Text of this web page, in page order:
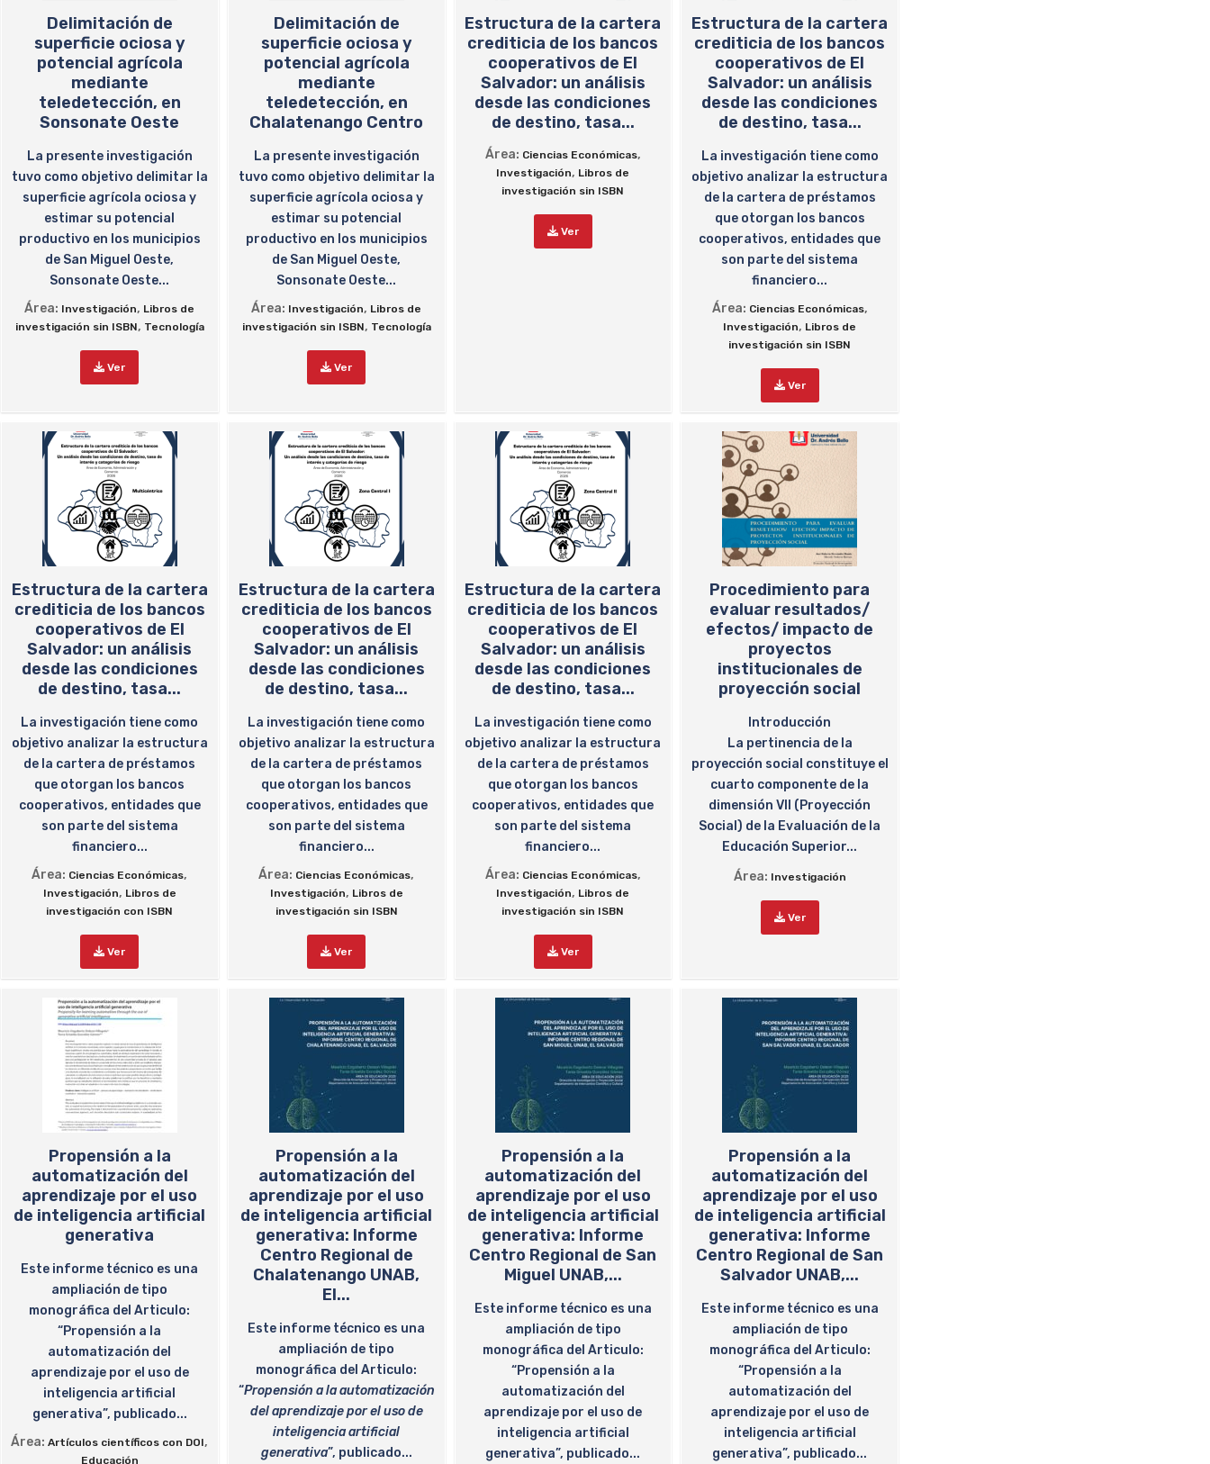
Delimitación de
superficie ociosa y
potencial agrícola
mediante
teledetección, en
Sonsonate Oeste
La presente investigación
tuvo como objetivo delimitar la
superficie agrícola ociosa y
estimar su potencial
productivo en los municipios
de San Miguel Oeste,
Sonsonate Oeste...
Área: Investigación, Libros de
investigación sin ISBN, Tecnología
Ver
Delimitación de
superficie ociosa y
potencial agrícola
mediante
teledetección, en
Chalatenango Centro
La presente investigación
tuvo como objetivo delimitar la
superficie agrícola ociosa y
estimar su potencial
productivo en los municipios
de San Miguel Oeste,
Sonsonate Oeste...
Área: Investigación, Libros de
investigación sin ISBN, Tecnología
Ver
Estructura de la cartera
crediticia de los bancos
cooperativos de El
Salvador: un análisis
desde las condiciones
de destino, tasa...
Área: Ciencias Económicas,
Investigación, Libros de
investigación sin ISBN
Ver
Estructura de la cartera
crediticia de los bancos
cooperativos de El
Salvador: un análisis
desde las condiciones
de destino, tasa...
La investigación tiene como
objetivo analizar la estructura
de la cartera de préstamos
que otorgan los bancos
cooperativos, entidades que
son parte del sistema
financiero...
Área: Ciencias Económicas,
Investigación, Libros de
investigación sin ISBN
Ver
Estructura de la cartera
crediticia de los bancos
cooperativos de El
Salvador: un análisis
desde las condiciones
de destino, tasa...
La investigación tiene como
objetivo analizar la estructura
de la cartera de préstamos
que otorgan los bancos
cooperativos, entidades que
son parte del sistema
financiero...
Área: Ciencias Económicas,
Investigación, Libros de
investigación con ISBN
Ver
Estructura de la cartera
crediticia de los bancos
cooperativos de El
Salvador: un análisis
desde las condiciones
de destino, tasa...
La investigación tiene como
objetivo analizar la estructura
de la cartera de préstamos
que otorgan los bancos
cooperativos, entidades que
son parte del sistema
financiero...
Área: Ciencias Económicas,
Investigación, Libros de
investigación sin ISBN
Ver
Estructura de la cartera
crediticia de los bancos
cooperativos de El
Salvador: un análisis
desde las condiciones
de destino, tasa...
La investigación tiene como
objetivo analizar la estructura
de la cartera de préstamos
que otorgan los bancos
cooperativos, entidades que
son parte del sistema
financiero...
Área: Ciencias Económicas,
Investigación, Libros de
investigación sin ISBN
Ver
Procedimiento para
evaluar resultados/
efectos/ impacto de
proyectos
institucionales de
proyección social
Introducción
La pertinencia de la
proyección social constituye el
cuarto componente de la
dimensión VII (Proyección
Social) de la Evaluación de la
Educación Superior...
Área: Investigación
Ver
Propensión a la
automatización del
aprendizaje por el uso
de inteligencia artificial
generativa
Este informe técnico es una
ampliación de tipo
monográfica del Articulo:
“Propensión a la
automatización del
aprendizaje por el uso de
inteligencia artificial
generativa”, publicado...
Área:Artículos científicos con DOI,
Educación
Propensión a la
automatización del
aprendizaje por el uso
de inteligencia artificial
generativa: Informe
Centro Regional de
Chalatenango UNAB,
El...
Este informe técnico es una
ampliación de tipo
monográfica del Articulo:
“Propensión a la automatización
del aprendizaje por el uso de
inteligencia artificial
generativa”, publicado...
Propensión a la
automatización del
aprendizaje por el uso
de inteligencia artificial
generativa: Informe
Centro Regional de San
Miguel UNAB,...
Este informe técnico es una
ampliación de tipo
monográfica del Articulo:
“Propensión a la
automatización del
aprendizaje por el uso de
inteligencia artificial
generativa”, publicado...
Propensión a la
automatización del
aprendizaje por el uso
de inteligencia artificial
generativa: Informe
Centro Regional de San
Salvador UNAB,...
Este informe técnico es una
ampliación de tipo
monográfica del Articulo:
“Propensión a la
automatización del
aprendizaje por el uso de
inteligencia artificial
generativa”, publicado...